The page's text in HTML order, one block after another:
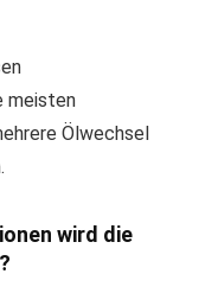
meisten
Ölwechsel
wird die